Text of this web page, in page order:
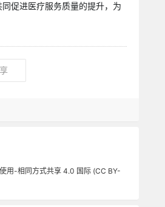
促进医疗服务质量的提升，为
用-相同方式共享 4.0 国际 (CC BY-